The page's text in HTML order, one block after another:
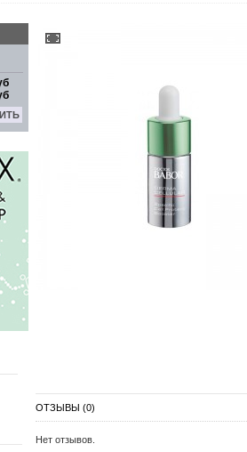
ОТЗЫВЫ (0)
Нет отзывов.